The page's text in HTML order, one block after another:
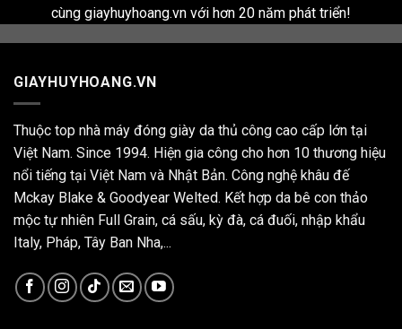
cùng giayhuyhoang.vn với hơn 20 năm phát triển!
GIAYHUYHOANG.VN
Thuộc top nhà máy đóng giày da thủ công cao cấp lớn tại
Việt Nam. Since 1994. Hiện gia công cho hơn 10 thương hiệu
nổi tiếng tại Việt Nam và Nhật Bản. Công nghệ khâu đế
Mckay Blake & Goodyear Welted. Kết hợp da bê con thảo
mộc tự nhiên Full Grain, cá sấu, kỳ đà, cá đuối, nhập khẩu
Italy, Pháp, Tây Ban Nha,...